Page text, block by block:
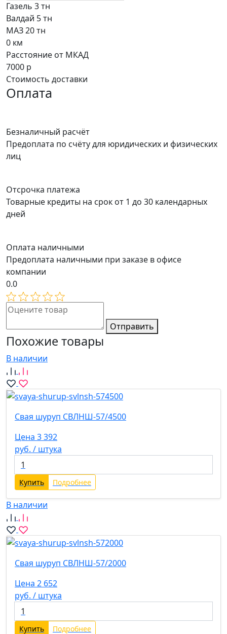
Газель 3 тн
Валдай 5 тн
МАЗ 20 тн
0 км
Расстояние от МКАД
7000 р
Стоимость доставки
Оплата
Безналичный расчёт
Предоплата по счёту для юридических и физических
лиц
Отсрочка платежа
Товарные кредиты на срок от 1 до 30 календарных
дней
Оплата наличными
Предоплата наличными при заказе в офисе
компании
0.0
Отправить
Похожие товары
В наличии
Свая шуруп СВЛНШ-57/4500
Цена 3 392
руб. / штука
Купить Подробнее
В наличии
Свая шуруп СВЛНШ-57/2000
Цена 2 652
руб. / штука
Купить Подробнее